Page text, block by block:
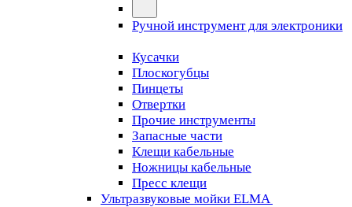
Ручной инструмент для электроники
Кусачки
Плоскогубцы
Пинцеты
Отвертки
Прочие инструменты
Запасные части
Клещи кабельные
Ножницы кабельные
Пресс клещи
Ультразвуковые мойки ELMA